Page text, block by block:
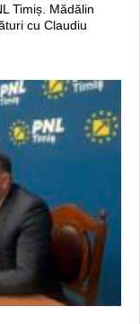
Timiș. Mădălin
cu Claudiu